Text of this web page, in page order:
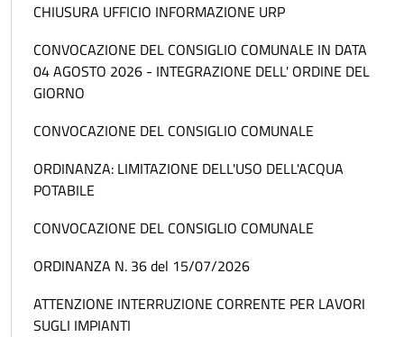
CHIUSURA UFFICIO INFORMAZIONE URP
CONVOCAZIONE DEL CONSIGLIO COMUNALE IN DATA
04 AGOSTO 2026 - INTEGRAZIONE DELL' ORDINE DEL
GIORNO
CONVOCAZIONE DEL CONSIGLIO COMUNALE
ORDINANZA: LIMITAZIONE DELL'USO DELL'ACQUA
POTABILE
CONVOCAZIONE DEL CONSIGLIO COMUNALE
ORDINANZA N. 36 del 15/07/2026
ATTENZIONE INTERRUZIONE CORRENTE PER LAVORI
SUGLI IMPIANTI